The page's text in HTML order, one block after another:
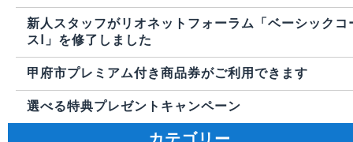
新人スタッフがリオネットフォーラム「ベーシックコ
スⅠ」を修了しました
甲府市プレミアム付き商品券がご利用できます
選べる特典プレゼントキャンペーン